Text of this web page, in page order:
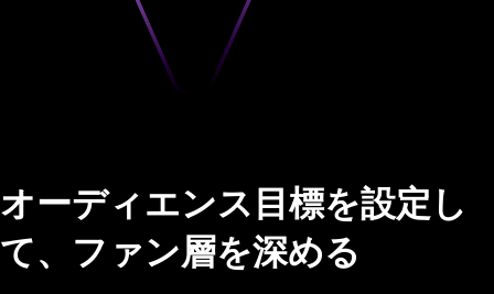
オーディエンス目標を設定し
て、ファン層を深める